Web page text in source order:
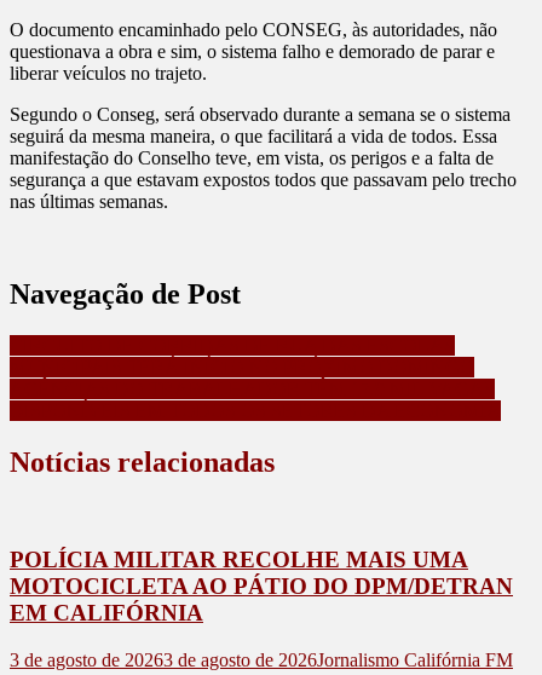
O documento encaminhado pelo CONSEG, às autoridades, não
questionava a obra e sim, o sistema falho e demorado de parar e
liberar veículos no trajeto.
Segundo o Conseg, será observado durante a semana se o sistema
seguirá da mesma maneira, o que facilitará a vida de todos. Essa
manifestação do Conselho teve, em vista, os perigos e a falta de
segurança a que estavam expostos todos que passavam pelo trecho
nas últimas semanas.
Navegação de Post
Notícias relacionadas
POLÍCIA MILITAR RECOLHE MAIS UMA
MOTOCICLETA AO PÁTIO DO DPM/DETRAN
EM CALIFÓRNIA
3 de agosto de 20263 de agosto de 2026Jornalismo Califórnia FM